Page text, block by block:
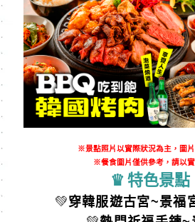
※景點照片以實際狀況為主，圖片
※餐食圖片僅供參考，請以實
♛ 特⾊景點
💚穿韓服遊古宮~景福